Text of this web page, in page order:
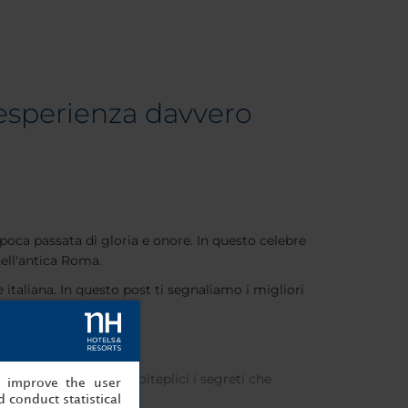
davvero
passata di gloria e onore. In questo celebre
Roma.
italiana. In questo post ti segnaliamo i migliori
Tuttavia, sono molteplici i segreti che
the user
conduct statistical